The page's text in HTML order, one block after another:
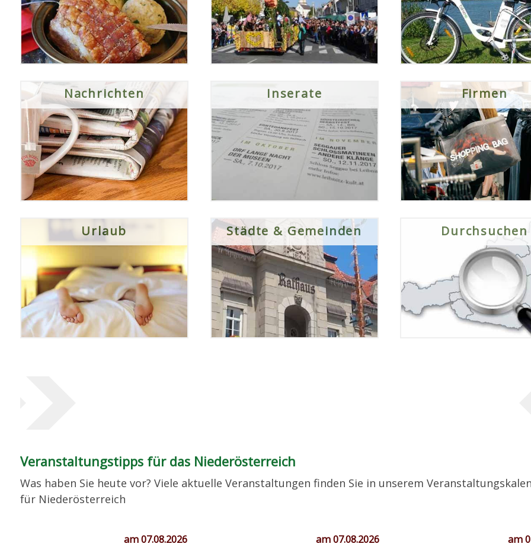
Nachrichten Inserate Firmen
Urlaub Städte & Gemeinden Durchsuchen
Veranstaltungstipps für das Niederösterreich
Was haben Sie heute vor? Viele aktuelle Veranstaltungen finden Sie in unserem
für Niederösterreich
am 07.08.2026 am 07.08.2026 am